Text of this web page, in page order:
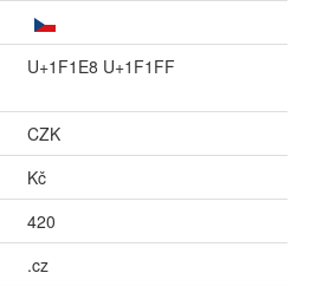
U+1F1E8 U+1F1FF
CZK
Kč
420
.cz